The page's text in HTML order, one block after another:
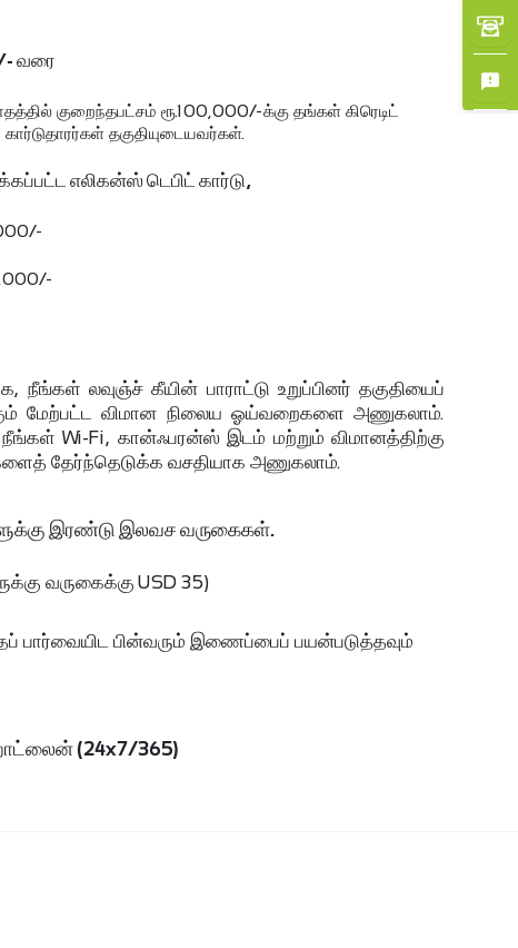
வரை
குறைந்தபட்சம் ரூ.100,000/-க்கு தங்கள் கிரெடிட்
தகுதியுடையவர்கள்.
எலிகன்ஸ் டெபிட் கார்டு,
நீங்கள் லவுஞ்ச் கீயின் பாராட்டு உறுப்பினர் தகுதியைப்
மேற்பட்ட விமான நிலைய ஓய்வறைகளை அணுகலாம்.
நீங்கள் Wi-Fi, கான்ஃபரன்ஸ் இடம் மற்றும் விமானத்திற்கு
தேர்ந்தெடுக்க வசதியாக அணுகலாம்.
இரண்டு இலவச வருகைகள்.
வருகைக்கு USD 35)
பார்வையிட பின்வரும் இணைப்பைப் பயன்படுத்தவும்
(24x7/365)